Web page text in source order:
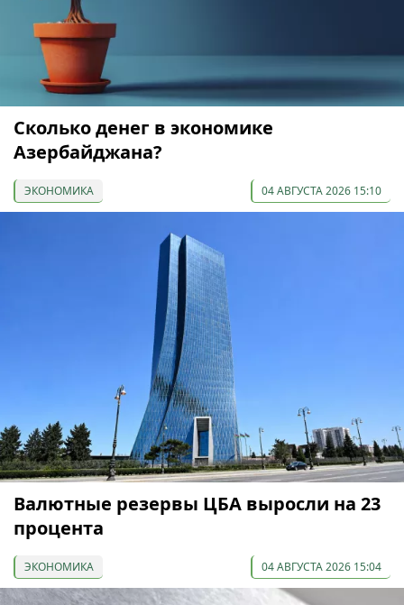
Сколько денег в экономике
Азербайджана?
ЭКОНОМИКА 04 АВГУСТА 2026 15:10
Валютные резервы ЦБА выросли на 23
процента
ЭКОНОМИКА 04 АВГУСТА 2026 15:04